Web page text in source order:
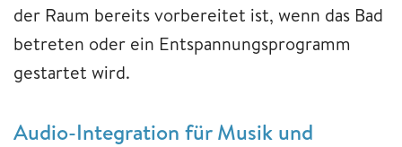
der Raum bereits vorbereitet ist, wenn das Bad
betreten oder ein Entspannungsprogramm
gestartet wird.
Audio-Integration für Musik und